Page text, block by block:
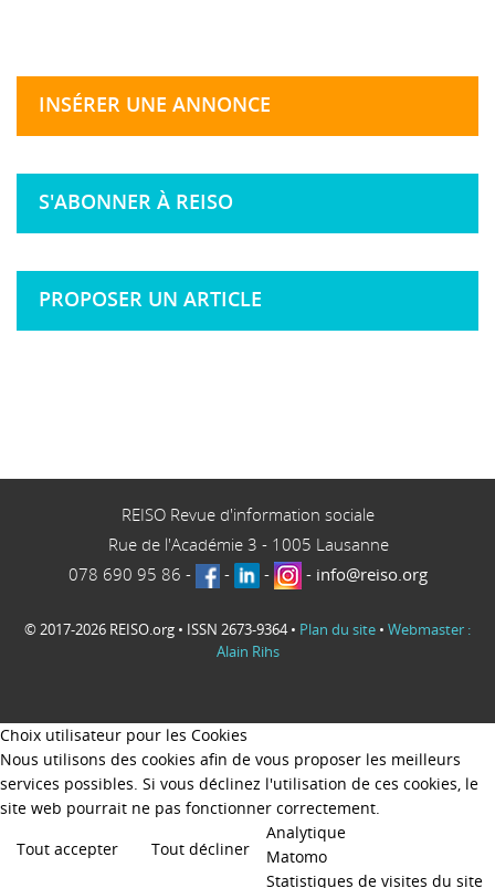
INSÉRER UNE ANNONCE
S'ABONNER À REISO
PROPOSER UN ARTICLE
REISO Revue d'information sociale
Rue de l'Académie 3 - 1005 Lausanne
078 690 95 86 - - - - info@reiso.org
© 2017-2026 REISO.org • ISSN 2673-9364 • Plan du site • Webmaster :
Alain Rihs
Choix utilisateur pour les Cookies
Nous utilisons des cookies afin de vous proposer les meilleurs
services possibles. Si vous déclinez l'utilisation de ces cookies, le
site web pourrait ne pas fonctionner correctement.
Tout accepter
Tout décliner
Analytique
Matomo
Statistiques de visites du site